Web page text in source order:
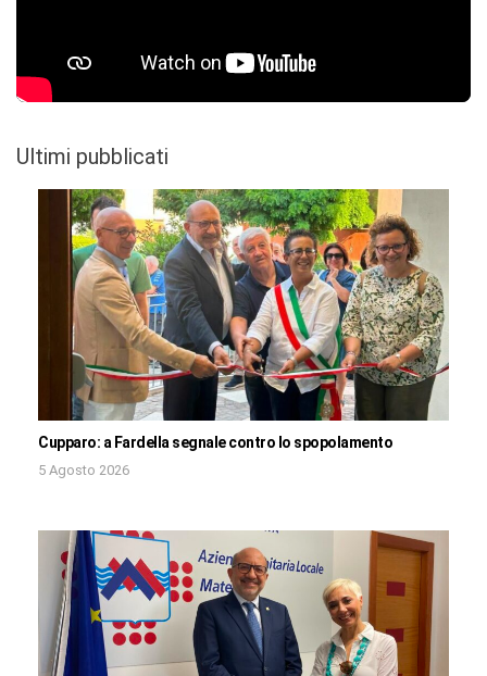
Ultimi pubblicati
Cupparo: a Fardella segnale contro lo spopolamento
5 Agosto 2026